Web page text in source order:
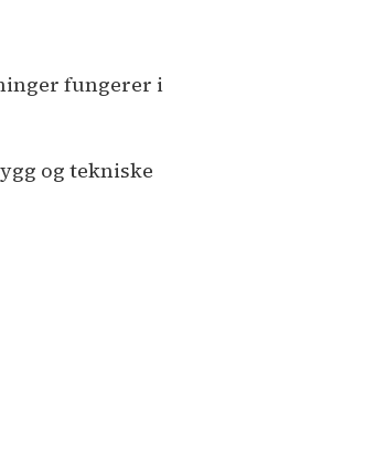
fungerer i
og tekniske